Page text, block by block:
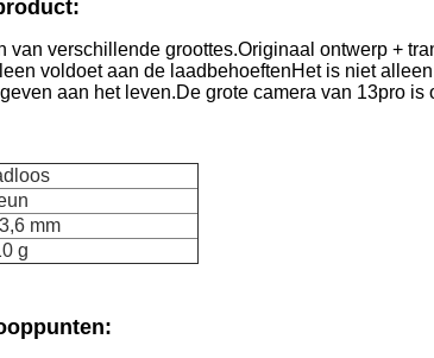
verschillende groottes.Originaal ontwerp +
voldoet aan de laadbehoeftenHet is niet
aan het leven.De grote camera van 13pro is
mm
g